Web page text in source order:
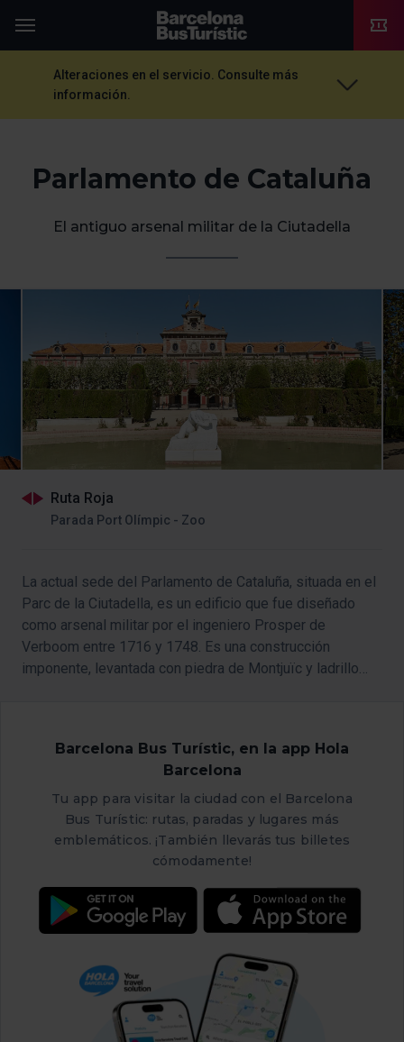
TMB-OCI
Alteraciones en el servicio. Consulte más
información.
Parlamento de Cataluña
El antiguo arsenal militar de la Ciutadella
Ruta Roja
Parada Port Olímpic - Zoo
La actual sede del Parlamento de Cataluña, situada en el
Parc de la Ciutadella, es un edificio que fue diseñado
como arsenal militar por el ingeniero Prosper de
Verboom entre 1716 y 1748. Es una construcción
imponente, levantada con piedra de Montjuïc y ladrillo
cúpula. Exteriormente, destacan los arcos que forman un
porche en la planta baja.
Barcelona Bus Turístic, en la app Hola
Barcelona
Tu app para visitar la ciudad con el Barcelona
Bus Turístic: rutas, paradas y lugares más
emblemáticos. ¡También llevarás tus billetes
cómodamente!